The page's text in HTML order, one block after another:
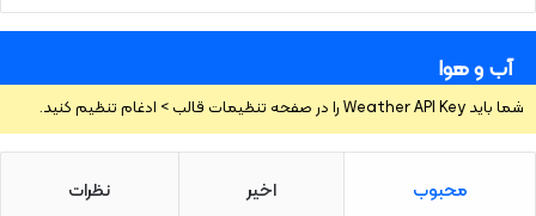
آب و هوا
شما باید Weather API Key را در صفحه تنظیمات قالب > ادغام تنظیم کنید.
محبوب اخیر نظرات